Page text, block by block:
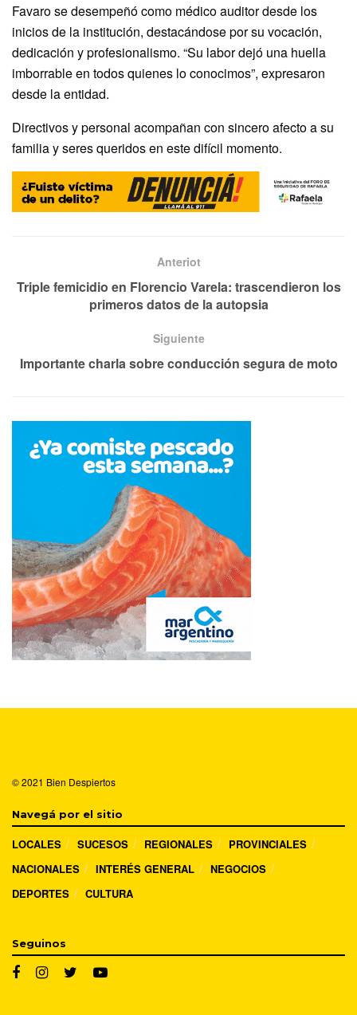
Favaro se desempeñó como médico auditor desde los
inicios de la institución, destacándose por su vocación,
dedicación y profesionalismo. “Su labor dejó una huella
imborrable en todos quienes lo conocimos”, expresaron
desde la entidad.
Directivos y personal acompañan con sincero afecto a su
familia y seres queridos en este difícil momento.
Anteriot
Triple femicidio en Florencio Varela: trascendieron los
primeros datos de la autopsia
Siguiente
Importante charla sobre conducción segura de moto
© 2021 Bien Despiertos
Navegá por el sitio
LOCALES SUCESOS REGIONALES
PROVINCIALES
NACIONALES
INTERÉS GENERAL
NEGOCIOS
DEPORTES
CULTURA
Seguinos